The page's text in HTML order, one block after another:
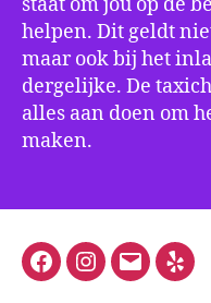
helpen. Dit geldt
maar ook bij het
dergelijke. De
alles aan doen om
maken.
FacebookInstagram
E-
Yelp